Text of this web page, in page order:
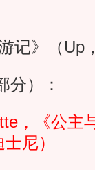
》（Up
）：
《公主
尼）